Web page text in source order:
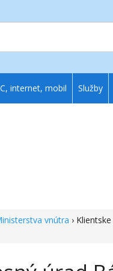
vnútra ›
internet, mobil Služby